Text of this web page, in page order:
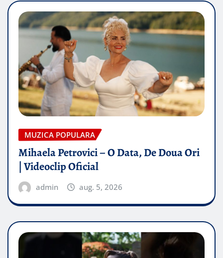
MUZICA POPULARA
Mihaela Petrovici – O Data, De Doua Ori
| Videoclip Oficial
admin aug. 5, 2026